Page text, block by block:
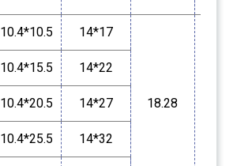
10.4*10.5 14*17
18.28
10.4*15.5 14*22
10.4*20.5 14*27
10.4*25.5 14*32